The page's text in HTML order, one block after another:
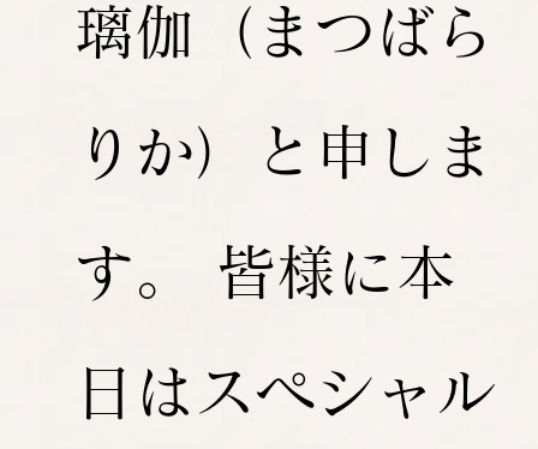
璃伽（まつばら
りか）と申しま
す。 皆様に本
日はスペシャル